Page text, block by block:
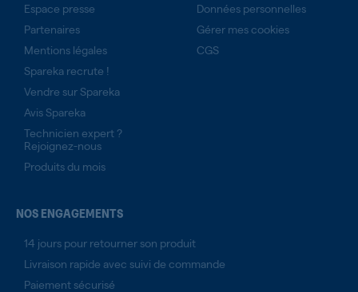
Espace presse
Partenaires
Mentions légales
Spareka recrute !
Vendre sur Spareka
Avis Spareka
Technicien expert ?
Rejoignez-nous
Produits du mois
Données personnelles
Gérer mes cookies
CGS
NOS ENGAGEMENTS
14 jours pour retourner son produit
Livraison rapide avec suivi de commande
Paiement sécurisé